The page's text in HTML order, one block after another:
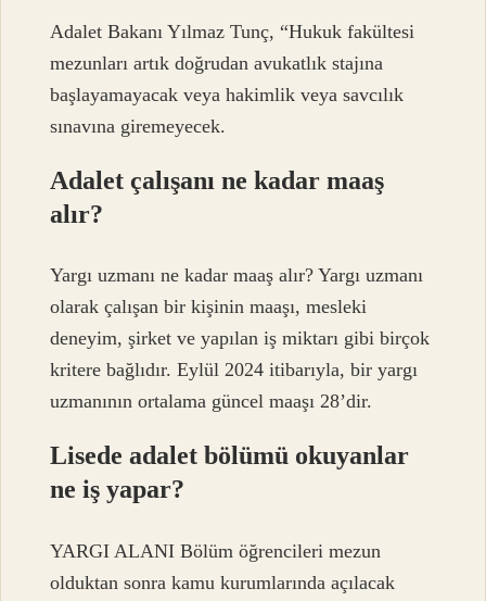
Adalet Bakanı Yılmaz Tunç, “Hukuk fakültesi
mezunları artık doğrudan avukatlık stajına
başlayamayacak veya hakimlik veya savcılık
sınavına giremeyecek.
Adalet çalışanı ne kadar maaş
alır?
Yargı uzmanı ne kadar maaş alır? Yargı uzmanı
olarak çalışan bir kişinin maaşı, mesleki
deneyim, şirket ve yapılan iş miktarı gibi birçok
kritere bağlıdır. Eylül 2024 itibarıyla, bir yargı
uzmanının ortalama güncel maaşı 28’dir.
Lisede adalet bölümü okuyanlar
ne iş yapar?
YARGI ALANI Bölüm öğrencileri mezun
olduktan sonra kamu kurumlarında açılacak